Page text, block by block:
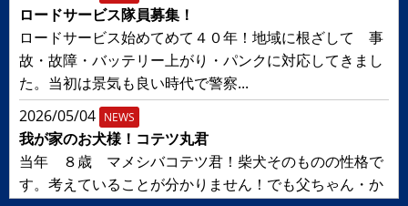
ロードサービス隊員募集！
ロードサービス始めてめて４０年！地域に根ざして 事
故・故障・バッテリー上がり・パンクに対応してきまし
た。当初は景気も良い時代で警察...
2026/05/04 NEWS
我が家のお犬様！コテツ丸君
当年 ８歳 マメシバコテツ君！柴犬そのものの性格で
す。考えていることが分かりません！でも父ちゃん・か